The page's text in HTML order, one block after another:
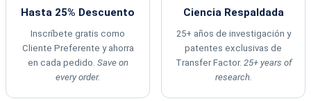
Hasta 25% Descuento
Inscríbete gratis como
Cliente Preferente y ahorra
en cada pedido. Save on
every order.
Ciencia Respaldada
25+ años de investigación y
patentes exclusivas de
Transfer Factor. 25+ years of
research.